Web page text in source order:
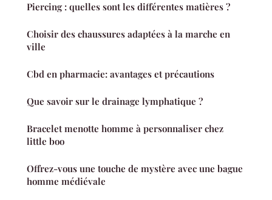
Piercing : quelles sont les différentes matières ?
Choisir des chaussures adaptées à la marche en
ville
Cbd en pharmacie: avantages et précautions
Que savoir sur le drainage lymphatique ?
Bracelet menotte homme à personnaliser chez
little boo
Offrez-vous une touche de mystère avec une bague
homme médiévale